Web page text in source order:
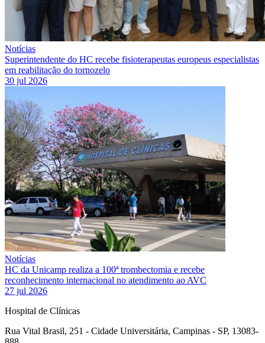
Notícias
Superintendente do HC recebe fisioterapeutas europeus especialistas
em reabilitação do tornozelo
30 jul 2026
Notícias
HC da Unicamp realiza a 100ª trombectomia e recebe
reconhecimento internacional no atendimento ao AVC
27 jul 2026
Hospital de Clínicas
Rua Vital Brasil, 251 - Cidade Universitária, Campinas - SP, 13083-